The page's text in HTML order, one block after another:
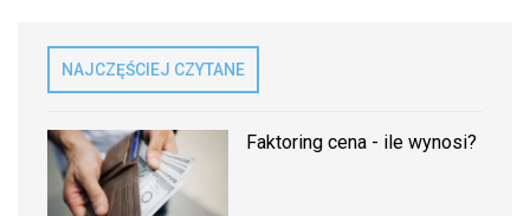
NAJCZĘŚCIEJ CZYTANE
Faktoring cena - ile wynosi?